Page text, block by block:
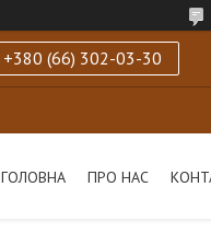
+380 (66) 302-03-30
ГОЛОВНА ПРО НАС